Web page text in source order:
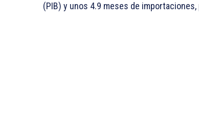
(PIB) y unos 4.9 meses de